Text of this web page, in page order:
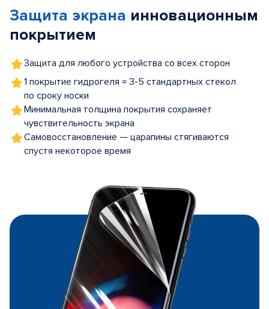
5
Защита экрана инновационным
покрытием
Защита для любого устройства со всех сторон
1 покрытие гидрогеля = 3-5 стандартных стекол
по сроку носки
Минимальная толщина покрытия сохраняет
чувствительность экрана
Самовосстановление — царапины стягиваются
спустя некоторое время